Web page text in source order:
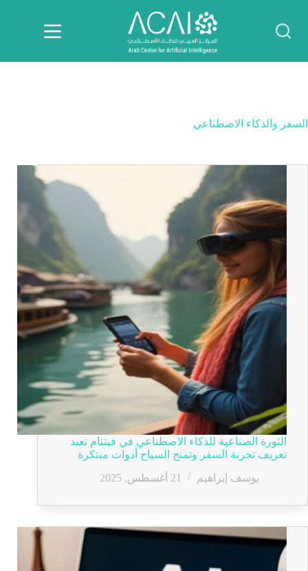
المحتوى
السفر والذكاء الاصطناعي
الثورة الصناعية للذكاء الاصطناعي في فيتنام تعيد
تعريف تجربة السفر وتمنح السياح أدوات مبتكرة
يوسف إبراهيم
21 أغسطس, 2025